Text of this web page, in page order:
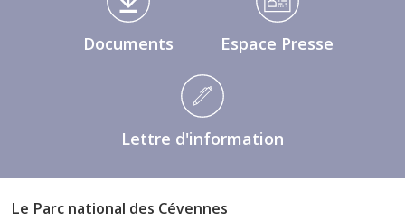
Documents Espace Presse
Lettre d'information
Le Parc national des Cévennes